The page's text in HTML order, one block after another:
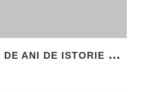
M
UZEUL BRUKENTHAL: 200 DE ANI DE ISTORIE ȘI ARTĂ ÎN INIMA SIBIULUI